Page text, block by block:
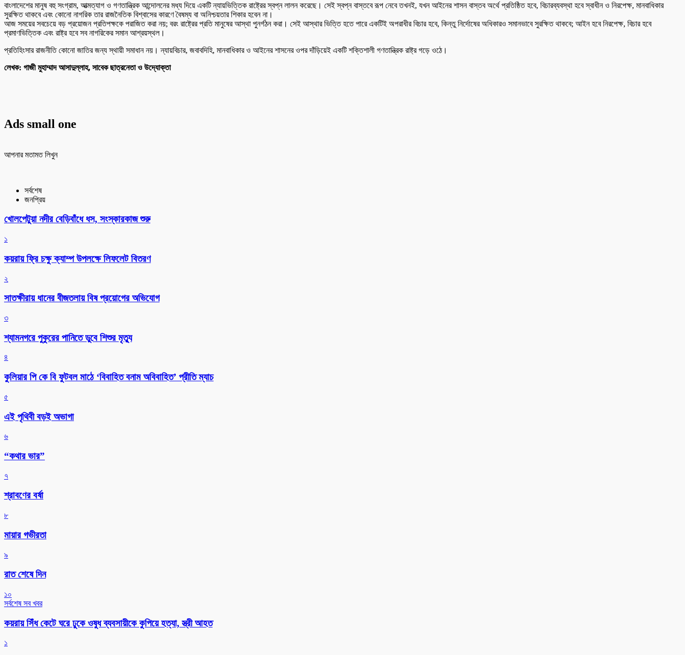
‎বাংলাদেশের মানুষ বহু সংগ্রাম, আত্মত্যাগ ও গণতান্ত্রিক আন্দোলনের মধ্য দিয়ে একটি ন্যায়ভিত্তিক রাষ্ট্রের স্বপ্ন লালন করেছে। সেই স্বপ্ন বাস্তবে রূপ নেবে তখনই, যখন আইনের শাসন বাস্তব অর্থে প্রতিষ্ঠিত হবে, বিচারব্যবস্থা হবে স্বাধীন ও নিরপেক্ষ, মানবাধিকার
সুরক্ষিত থাকবে এবং কোনো নাগরিক তার রাজনৈতিক বিশ্বাসের কারণে বৈষম্য বা অনিশ্চয়তার শিকার হবেন না।
‎আজ সময়ের সবচেয়ে বড় প্রয়োজন প্রতিপক্ষকে পরাজিত করা নয়; বরং রাষ্ট্রের প্রতি মানুষের আস্থা পুনর্গঠন করা। সেই আস্থার ভিত্তি হতে পারে একটিই অপরাধীর বিচার হবে, কিন্তু নির্দোষের অধিকারও সমানভাবে সুরক্ষিত থাকবে; আইন হবে নিরপেক্ষ, বিচার হবে
প্রমাণভিত্তিক এবং রাষ্ট্র হবে সব নাগরিকের সমান আশ্রয়স্থল।
‎প্রতিহিংসার রাজনীতি কোনো জাতির জন্য স্থায়ী সমাধান নয়। ন্যায়বিচার, জবাবদিহি, মানবাধিকার ও আইনের শাসনের ওপর দাঁড়িয়েই একটি শক্তিশালী গণতান্ত্রিক রাষ্ট্র গড়ে ওঠে।
‎‎‎লেখক: গাজী মুহাম্মাদ আসাদুল্লাহ, সাবেক ছাত্রনেতা ও উদ্যোক্তা
Ads small one
আপনার মতামত লিখুন
সর্বশেষ
জনপ্রিয়
খোলপেটুয়া নদীর বেড়িবাঁধে ধস, সংস্কারকাজ শুরু
১
কয়রায় ফ্রি চক্ষু ক্যাম্প উপলক্ষে লিফলেট বিতরণ
২
সাতক্ষীরায় ধানের বীজতলায় বিষ প্রয়োগের অভিযোগ
৩
শ্যামনগরে পুকুরের পানিতে ডুবে শিশুর মৃত্যু
৪
কুলিয়ার পি কে বি ফুটবল মাঠে ‘বিবাহিত বনাম অবিবাহিত’ প্রীতি ম্যাচ
৫
এই পৃথিবী বড়ই অভাগা
৬
“কথার ভার”
৭
শ্রাবণের বর্ষা
৮
মায়ার গভীরতা
৯
রাত শেষে দিন
১০
সর্বশেষ সব খবর
কয়রায় সিঁধ কেটে ঘরে ঢুকে ওষুধ ব্যবসায়ীকে কুপিয়ে হত্যা, স্ত্রী আহত
১